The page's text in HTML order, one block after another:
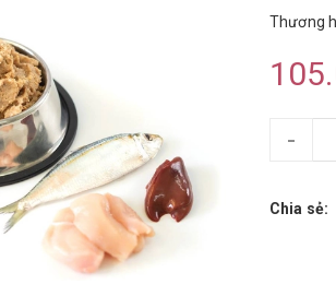
Thương
-
Chia sẻ: